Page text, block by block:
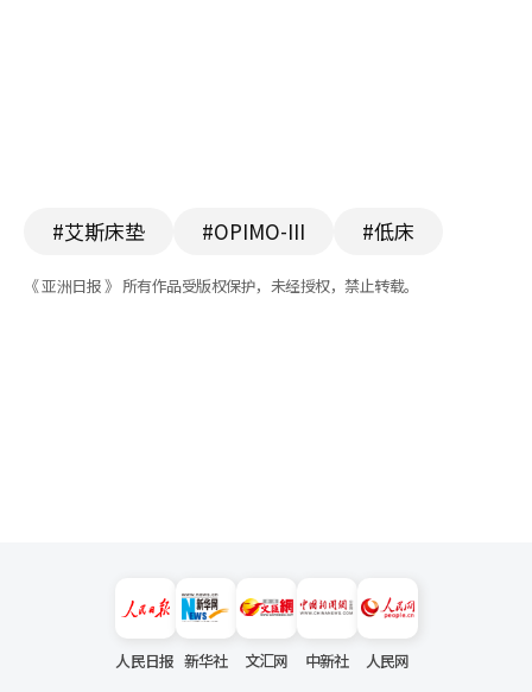
#艾斯床垫 #OPIMO-III #低床
《 亚洲日报 》 所有作品受版权保护，未经授权，禁止转载。
人民日报 新华社 文汇网 中新社 人民网